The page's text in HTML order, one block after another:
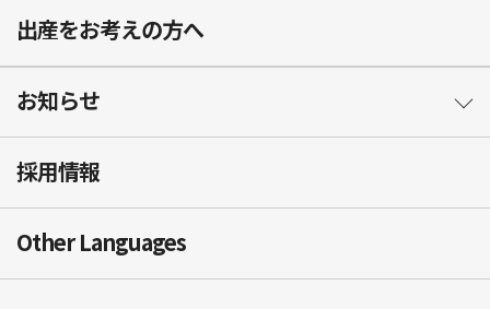
出産をお考えの方へ
お知らせ
採用情報
Other Languages